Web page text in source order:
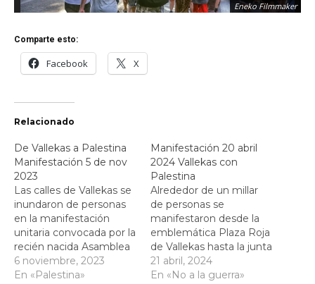
Eneko Filmmaker
Comparte esto:
Facebook X
Relacionado
De Vallekas a Palestina
Manifestación 5 de nov
2023
Las calles de Vallekas se
inundaron de personas
en la manifestación
unitaria convocada por la
recién nacida Asamblea
Vallecana por
Palestina. Otra vez más
6 noviembre, 2023
En «Palestina»
Manifestación 20 abril
2024 Vallekas con
Palestina
Alrededor de un millar
de personas se
manifestaron desde la
emblemática Plaza Roja
de Vallekas hasta la junta
municipal, el mayor
tamo del recorrido
21 abril, 2024
En «No a la guerra»